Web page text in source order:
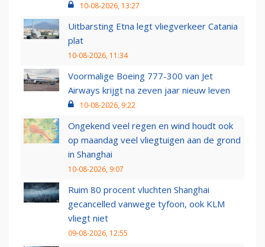
10-08-2026, 13:27
Uitbarsting Etna legt vliegverkeer Catania
plat
10-08-2026, 11:34
Voormalige Boeing 777-300 van Jet
Airways krijgt na zeven jaar nieuw leven
10-08-2026, 9:22
Ongekend veel regen en wind houdt ook
op maandag veel vliegtuigen aan de grond
in Shanghai
10-08-2026, 9:07
Ruim 80 procent vluchten Shanghai
gecancelled vanwege tyfoon, ook KLM
vliegt niet
09-08-2026, 12:55